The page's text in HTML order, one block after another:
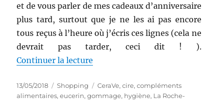
et de vous parler de mes cadeaux d’anniversaire
plus tard, surtout que je ne les ai pas encore
tous reçus à l’heure où j’écris ces lignes (cela ne
devrait pas tarder, ceci dit ! ).
Continuer la lecture
Publié
le
13/05/2018 Catégories
Shopping Étiquettes
CeraVe,cire,compléments
alimentaires,eucerin,gommage, hygiène, La Roche-